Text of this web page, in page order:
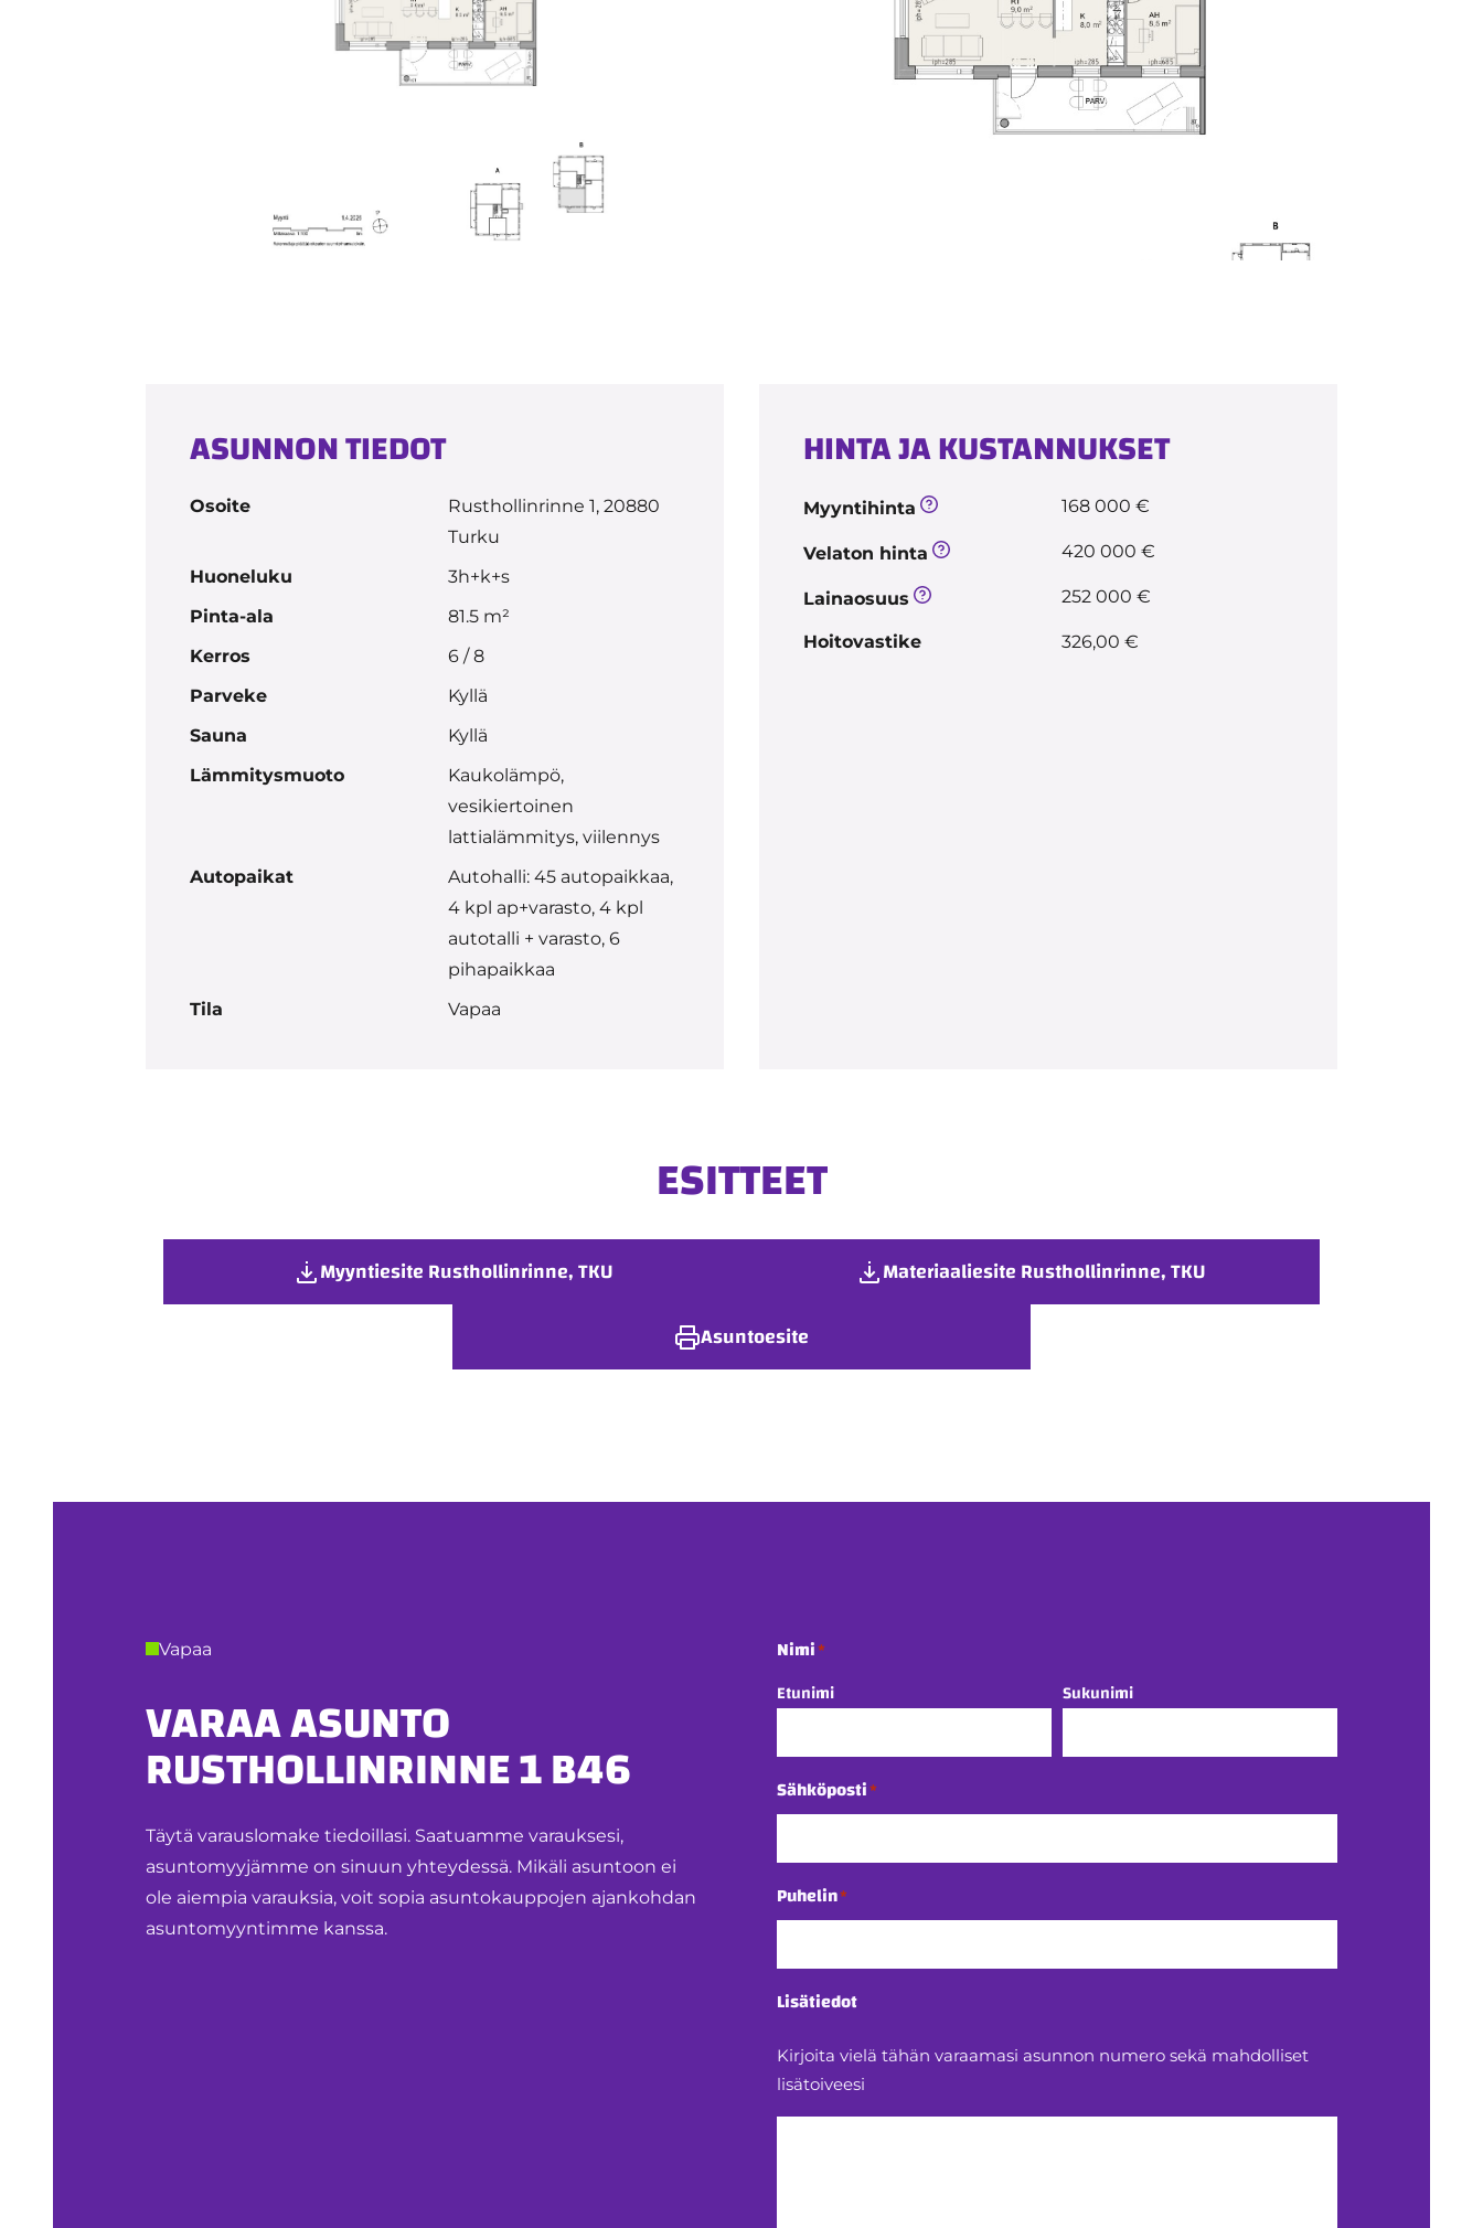
ASUNNON TIEDOT
Osoite
Rusthollinrinne 1, 20880
Turku
Huoneluku
3h+k+s
Pinta-ala
81.5 m²
Kerros
6 / 8
Parveke
Kyllä
Sauna
Kyllä
Lämmitysmuoto
Kaukolämpö,
vesikiertoinen
lattialämmitys, viilennys
Autopaikat
Autohalli: 45 autopaikkaa,
4 kpl ap+varasto, 4 kpl
autotalli + varasto, 6
pihapaikkaa
Tila
Vapaa
HINTA JA KUSTANNUKSET
Myyntihinta 168 000 €
Velaton hinta 420 000 €
Lainaosuus 252 000 €
Hoitovastike 326,00 €
ESITTEET
Myyntiesite Rusthollinrinne, TKU
Materiaaliesite Rusthollinrinne, TKU
Asuntoesite
Vapaa
VARAA ASUNTO
RUSTHOLLINRINNE 1 B46
Täytä varauslomake tiedoillasi. Saatuamme varauksesi,
asuntomyyjämme on sinuun yhteydessä. Mikäli asuntoon ei
ole aiempia varauksia, voit sopia asuntokauppojen ajankohdan
asuntomyyntimme kanssa.
Nimi*
Etunimi Sukunimi
Sähköposti*
Puhelin*
Lisätiedot
Kirjoita vielä tähän varaamasi asunnon numero sekä mahdolliset
lisätoiveesi